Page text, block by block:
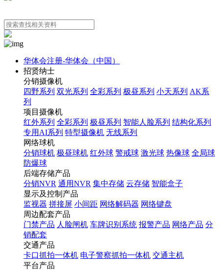
华体会注册-华体会（中国）
招贤纳士
分销摄像机
四野系列 双光系列 全彩系列 极昼系列 小天系列 AK系
列
项目摄像机
红外系列 全彩系列 极昼系列 智能人脸系列 结构化系列
专用AI系列 特型摄像机 无线系列
网络球机
分销球机 极昼球机 红外球 警戒球 激光球 热像球 全局球
防爆球
后端存储产品
分销NVR 通用NVR 集中存储 云存储 智能盒子
显示及控制产品
监视器 拼接屏 小间距 网络解码器 网络键盘
周边配套产品
门禁产品 人脸闸机 车牌识别系统 报警产品 网络产品 分
销配套
交通产品
卡口抓拍一体机 电子警察抓拍一体机 交通主机
平台产品